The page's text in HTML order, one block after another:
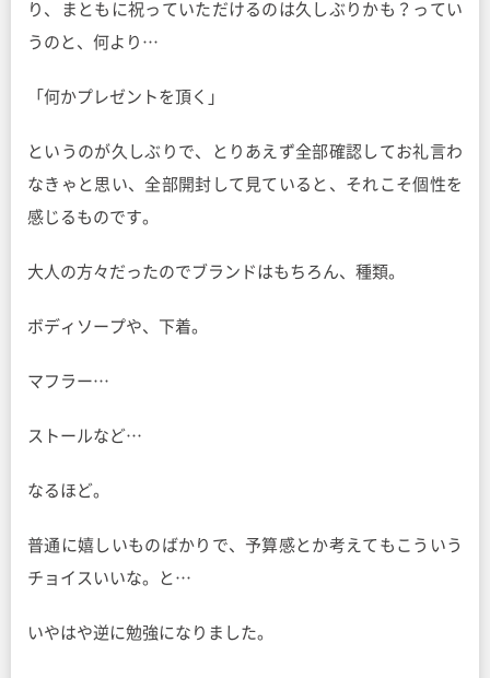
り、まともに祝っていただけるのは久しぶりかも？ってい
うのと、何より…
「何かプレゼントを頂く」
というのが久しぶりで、とりあえず全部確認してお礼言わ
なきゃと思い、全部開封して見ていると、それこそ個性を
感じるものです。
大人の方々だったのでブランドはもちろん、種類。
ボディソープや、下着。
マフラー…
ストールなど…
なるほど。
普通に嬉しいものばかりで、予算感とか考えてもこういう
チョイスいいな。と…
いやはや逆に勉強になりました。